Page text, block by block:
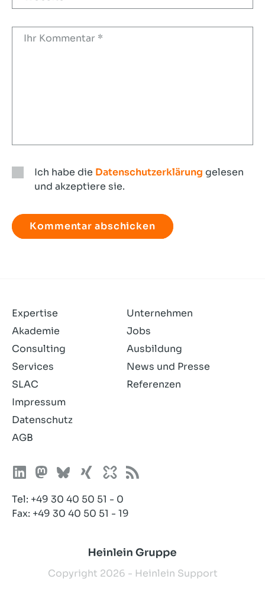
Ich habe die Datenschutzerklärung gelesen
und akzeptiere sie.
habe
die
Expertise
Akademie
Consulting
Services
SLAC
Unternehmen
Jobs
Ausbildung
News und Presse
Referenzen
Impressum
Datenschutz
AGB
Tel: +49 30 40 50 51 - 0
Fax: +49 30 40 50 51 - 19
Copyright 2026 - Heinlein Support